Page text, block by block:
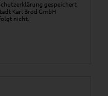
gespeichert
Karl Brod GmbH
nicht.